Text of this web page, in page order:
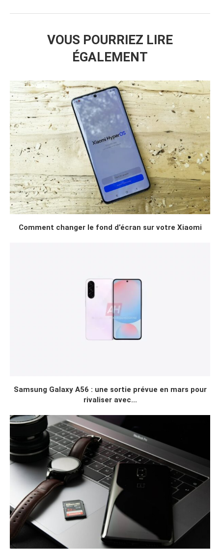
VOUS POURRIEZ LIRE
ÉGALEMENT
Comment changer le fond d’écran sur votre Xiaomi
Samsung Galaxy A56 : une sortie prévue en mars pour
rivaliser avec...